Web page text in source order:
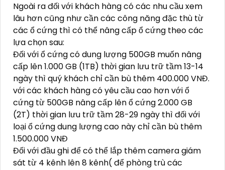
Ngoài ra đối với khách hàng có các nhu cầu xem
lâu hơn cũng như cần các công năng đặc thù từ
các ổ cứng thì có thể nâng cấp ổ cứng theo các
lựa chọn sau:
Đối với ổ cứng có dung lượng 500GB muốn nâng
cấp lên 1.000 GB (1TB) thời gian lưu trữ tầm 13-14
ngày thì quý khách chỉ cần bù thêm 400.000 VNĐ.
với các khách hàng có yêu cầu cao hơn với ổ
cứng từ 500GB nâng cấp lên ổ cứng 2.000 GB
(2T) thời gian lưu trữ tầm 28-29 ngày thì đối với
loại ổ cứng dung lượng cao này chỉ cần bù thêm
1.500.000 VNĐ
Đối với đầu ghi để có thể lắp thêm camera giám
sát từ 4 kênh lên 8 kênh( để phòng trù các